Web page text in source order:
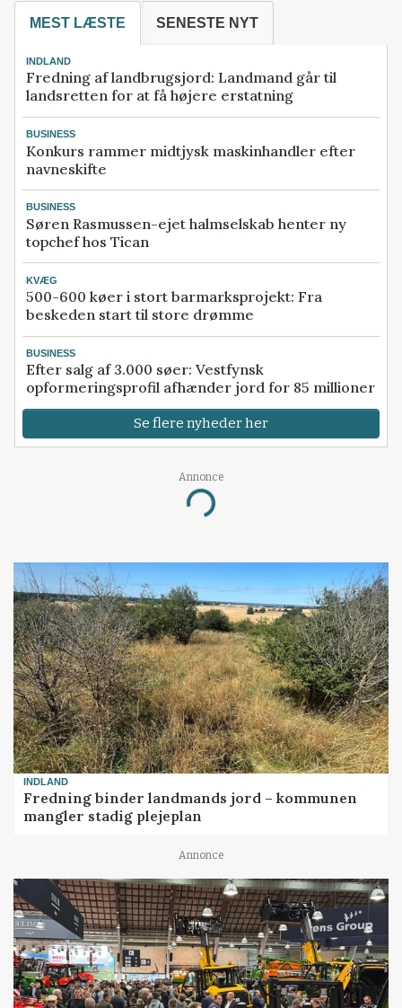
MEST LÆSTE SENESTE NYT
INDLAND
Fredning af landbrugsjord: Landmand går til
landsretten for at få højere erstatning
BUSINESS
Konkurs rammer midtjysk maskinhandler efter
navneskifte
BUSINESS
Søren Rasmussen-ejet halmselskab henter ny
topchef hos Tican
KVÆG
500-600 køer i stort barmarksprojekt: Fra
beskeden start til store drømme
BUSINESS
Efter salg af 3.000 søer: Vestfynsk
opformeringsprofil afhænder jord for 85 millioner
Se flere nyheder her
Annonce
Loading...
INDLAND
Fredning binder landmands jord – kommunen
mangler stadig plejeplan
Annonce